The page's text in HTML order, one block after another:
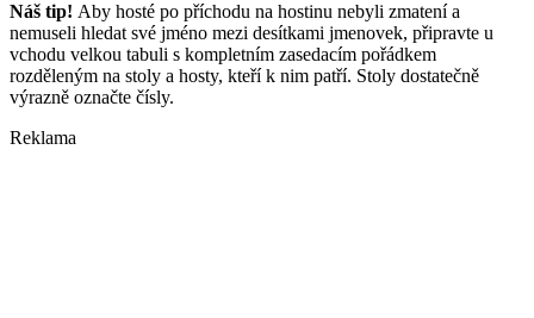
Náš tip! Aby hosté po příchodu na hostinu nebyli zmatení a
nemuseli hledat své jméno mezi desítkami jmenovek, připravte u
vchodu velkou tabuli s kompletním zasedacím pořádkem
rozděleným na stoly a hosty, kteří k nim patří. Stoly dostatečně
výrazně označte čísly.
Reklama